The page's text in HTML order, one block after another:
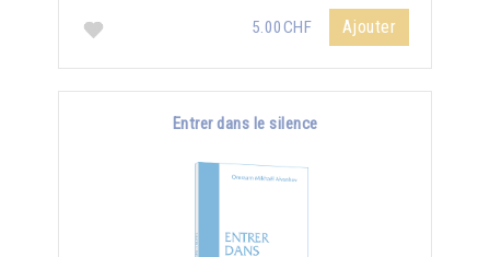
5.00CHF Ajouter
Entrer dans le silence